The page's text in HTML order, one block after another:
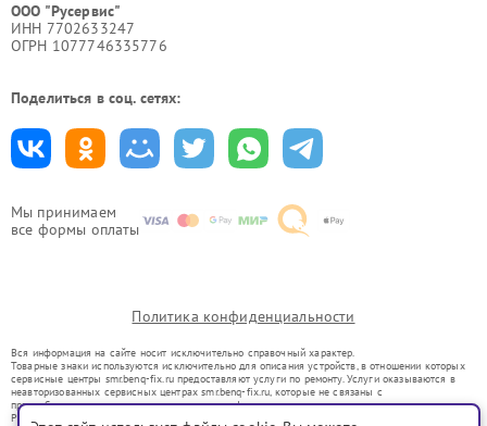
Мы принимаем
все формы оплаты
ООО "Русервис"
ИНН 7702633247
ОГРН 1077746335776
Поделиться в соц. сетях:
Политика конфиденциальности
Вся информация на сайте носит исключительно справочный характер.
Товарные знаки используются исключительно для описания устройств, в отношении которых
сервисные центры smr.benq-fix.ru предоставляют услуги по ремонту. Услуги оказываются в
неавторизованных сервисных центрах smr.benq-fix.ru, которые не связаны с
правообладателями товарных знаков или их официальными представителями.
Ремонт осуществляется для устройств, уже введенных в гражданский оборот в соответствии